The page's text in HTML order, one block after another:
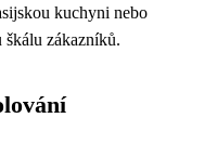
kuchyni nebo
škálu zákazníků.